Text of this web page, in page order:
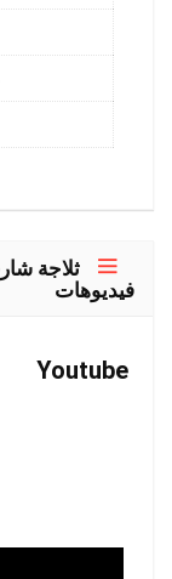
فيديوهات
Youtube